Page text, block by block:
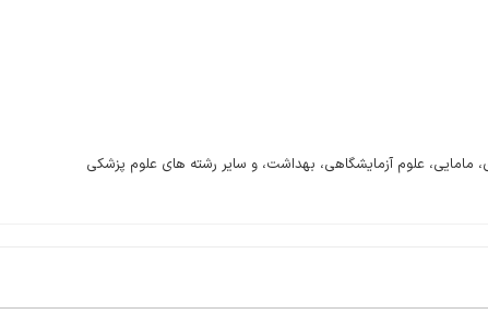
مامایی، علوم آزمایشگاهی، بهداشت، و سایر رشته های علوم پزشکی